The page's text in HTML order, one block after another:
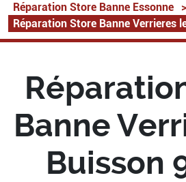
Réparation Store Banne Essonne
>
Réparation Store Banne Verrieres
Banne
Buisson